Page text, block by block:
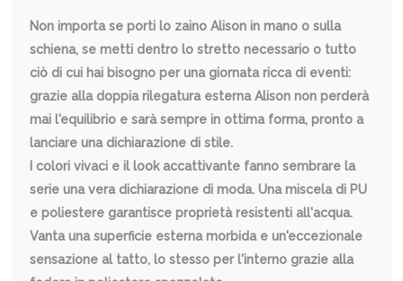
Non importa se porti lo zaino Alison in mano o sulla
schiena, se metti dentro lo stretto necessario o tutto
ciò di cui hai bisogno per una giornata ricca di eventi:
grazie alla doppia rilegatura esterna Alison non perderà
mai l'equilibrio e sarà sempre in ottima forma, pronto a
lanciare una dichiarazione di stile.
I colori vivaci e il look accattivante fanno sembrare la
serie una vera dichiarazione di moda. Una miscela di PU
e poliestere garantisce proprietà resistenti all'acqua.
Vanta una superficie esterna morbida e un'eccezionale
sensazione al tatto, lo stesso per l'interno grazie alla